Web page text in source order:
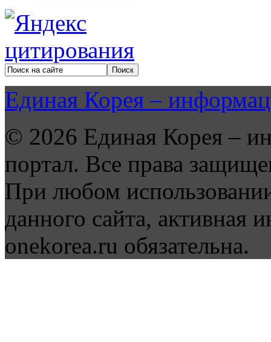
Единая Корея –
© 2026 Единая Корея –
портал. Все права
При любом
данного сайта, активная
onekorea.ru обязательна.